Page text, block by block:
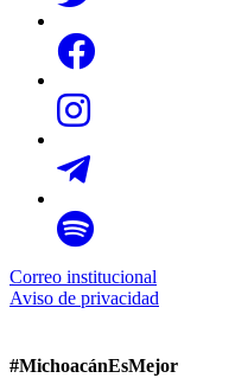
Correo institucional
Aviso de privacidad
#MichoacánEsMejor